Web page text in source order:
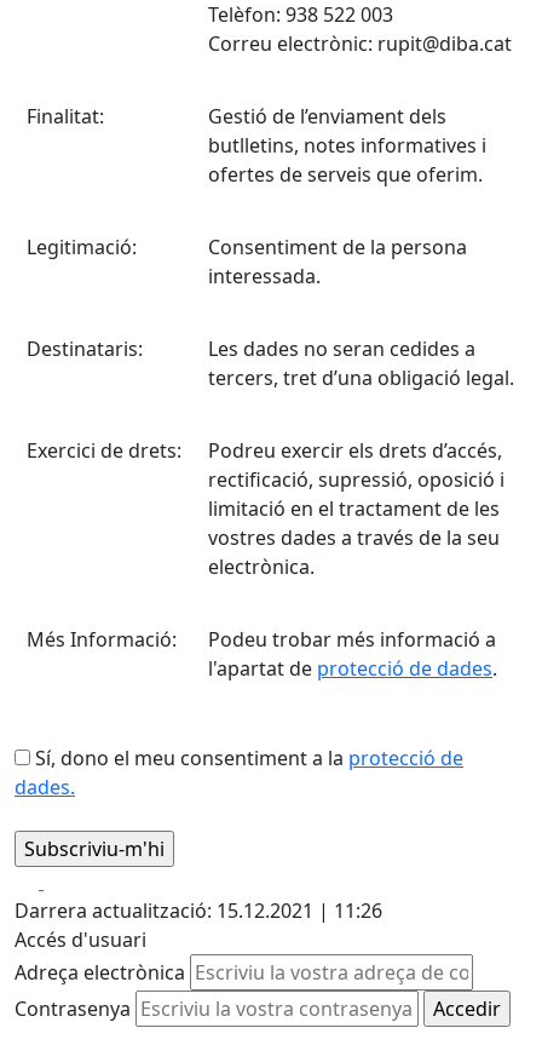
Telèfon: 938 522 003
Correu electrònic: rupit@diba.cat
Finalitat:
Gestió de l’enviament dels
butlletins, notes informatives i
ofertes de serveis que oferim.
Legitimació:
Consentiment de la persona
interessada.
Destinataris:
Les dades no seran cedides a
tercers, tret d’una obligació legal.
Exercici de drets:
Podreu exercir els drets d’accés,
rectificació, supressió, oposició i
limitació en el tractament de les
vostres dades a través de la seu
electrònica.
Més Informació:
Podeu trobar més informació a
l'apartat de protecció de dades.
Sí, dono el meu consentiment a la protecció de
dades.
Darrera actualització: 15.12.2021 | 11:26
Accés d'usuari
Adreça electrònica
Contrasenya